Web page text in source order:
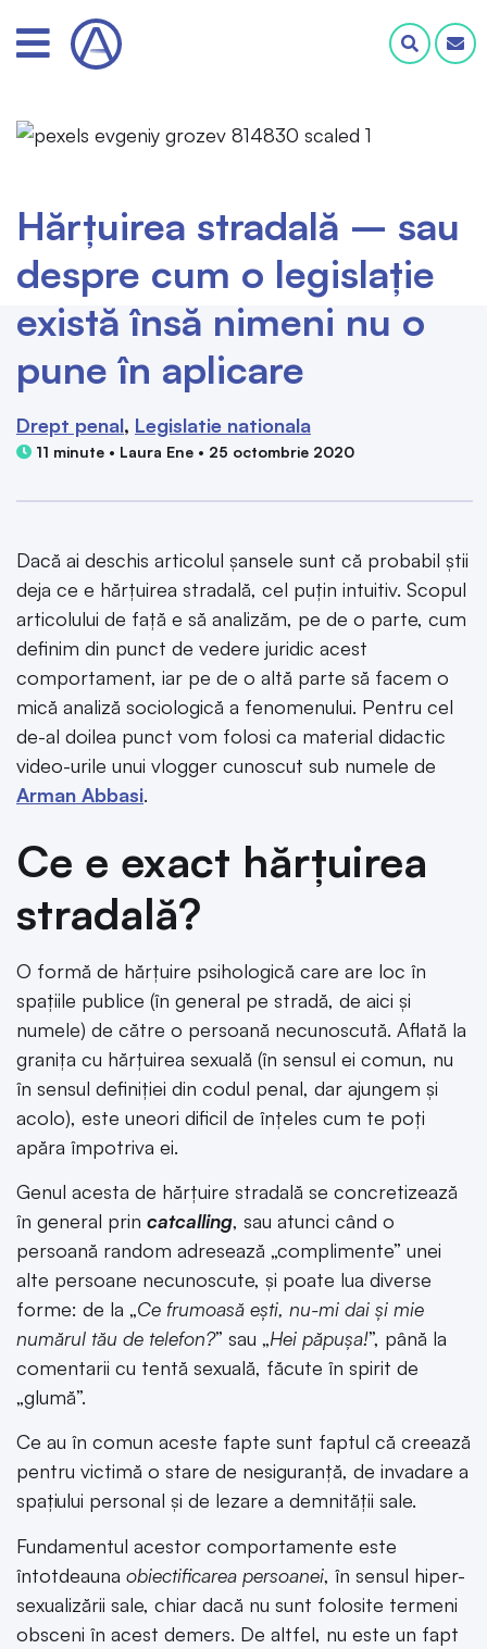
Hărțuirea stradală – sau
despre cum o legislație
există însă nimeni nu o
pune în aplicare
Drept penal Legislatie nationala
11 minute • Laura Ene • 25 octombrie 2020
Dacă ai deschis articolul șansele sunt că probabil știi
deja ce e hărțuirea stradală, cel puțin intuitiv. Scopul
articolului de față e să analizăm, pe de o parte, cum
definim din punct de vedere juridic acest
comportament, iar pe de o altă parte să facem o
mică analiză sociologică a fenomenului. Pentru cel
de-al doilea punct vom folosi ca material didactic
video-urile unui vlogger cunoscut sub numele de
Arman Abbasi.
Ce e exact hărțuirea
stradală?
O formă de hărțuire psihologică care are loc în
spațiile publice (în general pe stradă, de aici și
numele) de către o persoană necunoscută. Aflată la
granița cu hărțuirea sexuală (în sensul ei comun, nu
în sensul definiției din codul penal, dar ajungem și
acolo), este uneori dificil de înțeles cum te poți
apăra împotriva ei.
Genul acesta de hărțuire stradală se concretizează
în general prin catcalling, sau atunci când o
persoană random adresează „complimente” unei
alte persoane necunoscute, și poate lua diverse
forme: de la „Ce frumoasă ești, nu-mi dai și mie
numărul tău de telefon?” sau „Hei păpușa!”, până la
comentarii cu tentă sexuală, făcute în spirit de
„glumă”.
Ce au în comun aceste fapte sunt faptul că creează
pentru victimă o stare de nesiguranță, de invadare a
spațiului personal și de lezare a demnității sale.
Fundamentul acestor comportamente este
întotdeauna obiectificarea persoanei, în sensul hiper-
sexualizării sale, chiar dacă nu sunt folosite termeni
obsceni în acest demers. De altfel, nu este un fapt